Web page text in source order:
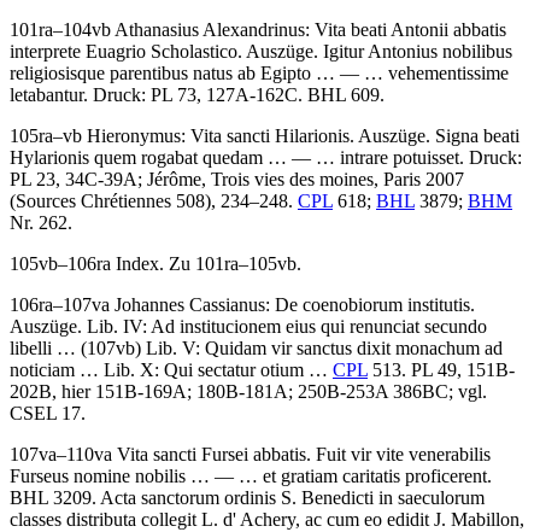
101ra–104vb Athanasius Alexandrinus: Vita beati Antonii abbatis
interprete Euagrio Scholastico. Auszüge. Igitur Antonius nobilibus
religiosisque parentibus natus ab Egipto … — … vehementissime
letabantur. Druck: PL 73, 127A-162C. BHL 609.
105ra–vb Hieronymus: Vita sancti Hilarionis. Auszüge. Signa beati
Hylarionis quem rogabat quedam … — … intrare potuisset. Druck:
PL 23, 34C-39A; Jérôme, Trois vies des moines, Paris 2007
(Sources Chrétiennes 508), 234–248. CPL 618; BHL 3879; BHM
Nr. 262.
105vb–106ra Index. Zu 101ra–105vb.
106ra–107va Johannes Cassianus: De coenobiorum institutis.
Auszüge. Lib. IV: Ad institucionem eius qui renunciat secundo
libelli … (107vb) Lib. V: Quidam vir sanctus dixit monachum ad
noticiam … Lib. X: Qui sectatur otium … CPL 513. PL 49, 151B-
202B, hier 151B-169A; 180B-181A; 250B-253A 386BC; vgl.
CSEL 17.
107va–110va Vita sancti Fursei abbatis. Fuit vir vite venerabilis
Furseus nomine nobilis … — … et gratiam caritatis proficerent.
BHL 3209. Acta sanctorum ordinis S. Benedicti in saeculorum
classes distributa collegit L. d' Achery, ac cum eo edidit J. Mabillon,